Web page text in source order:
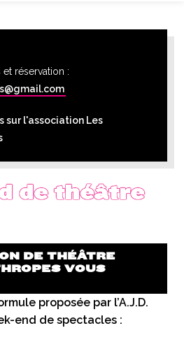
et réservation :
sur l'association Les
de théâtre
DE THÉÂTRE
VOUS
proposée par l’A.J.D.
end de spectacles :